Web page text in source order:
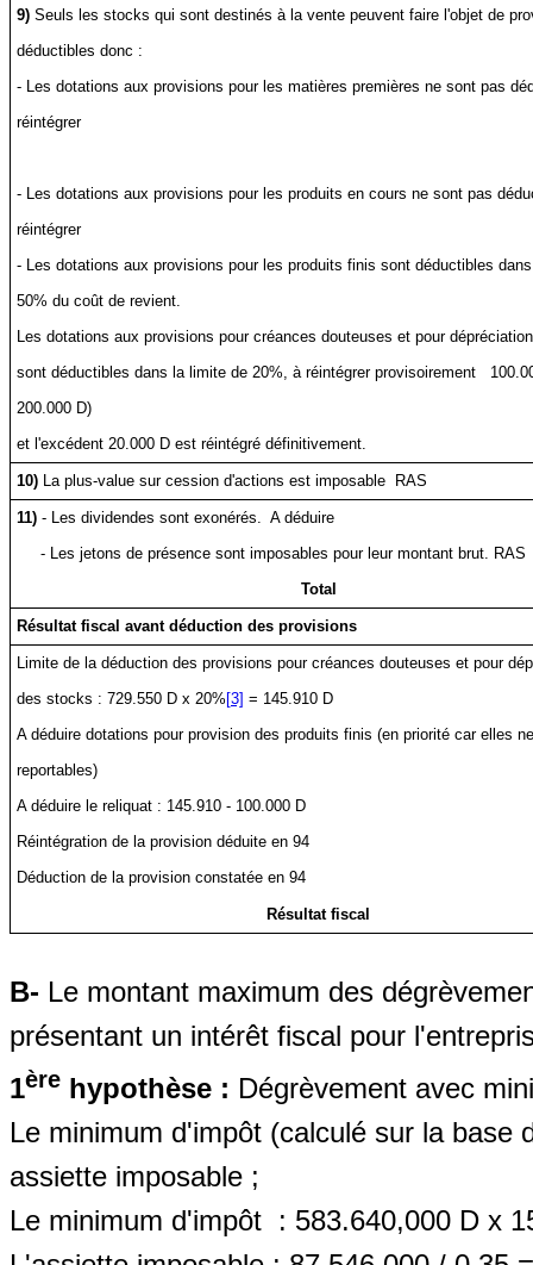
9)Seuls les stocks qui sont destinés à la vente peuvent faire l'objet de
déductibles donc :
- Les dotations aux provisions pour les matières premières ne sont pas
réintégrer
- Les dotations aux provisions pour les produits en cours ne sont pas
réintégrer
- Les dotations aux provisions pour les produits finis sont déductibles
50% du coût de revient.
Les dotations aux provisions pour créances douteuses et pour
sont déductibles dans la limite de 20%, à réintégrer provisoirement
200.000 D)
et l'excédent 20.000 D est réintégré définitivement.
10)La plus-value sur cession d'actions est imposable RAS
11)- Les dividendes sont exonérés.
A déduire
- Les jetons de présence sont imposables pour leur montant brut. RAS
Total
Résultat fiscal avant déduction des provisions
Limite de la déduction des provisions pour créances douteuses et pour
des stocks : 729.550 D x 20% [3] = 145.910 D
A déduire dotations pour provision des produits finis (en priorité car elles
reportables)
A déduire le reliquat : 145.910 - 100.000 D
Réintégration de la provision déduite en 94
Déduction de la provision constatée en 94
Résultat fiscal
B- Le montant maximum des
présentant un intérêt fiscal pour
1ère hypothèse : Dégrèvement avec
Le minimum d'impôt (calculé sur la base
assiette imposable ;
Le minimum d'impôt : 583.640,000 D x